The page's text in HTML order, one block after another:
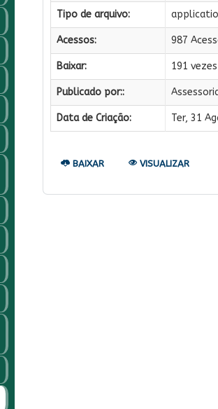
Tipo de arquivo:
Acessos: 987
Baixar: 191 vezes
Publicado por::
Data de Criação: Ter, 31
BAIXAR VISUALIZAR